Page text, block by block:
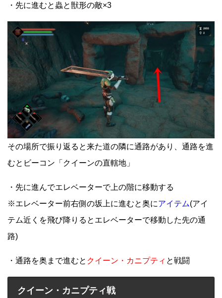
・先に進むと蟲と獣形の敵×3
その場所で振り返ると来た道の隣に通路があり、通路を進
むとビーコン「クイーンの直轄地」
・先に進んでエレベーターで上の階に移動する
※エレベーター前右側の坂上に進むと奥にアイテム(アイ
テム近くを飛び降りるとエレベーターで移動した先の通
路)
・通路を奥まで進むと クイーン・カニプティ と戦闘
クイーン・カニプティ戦